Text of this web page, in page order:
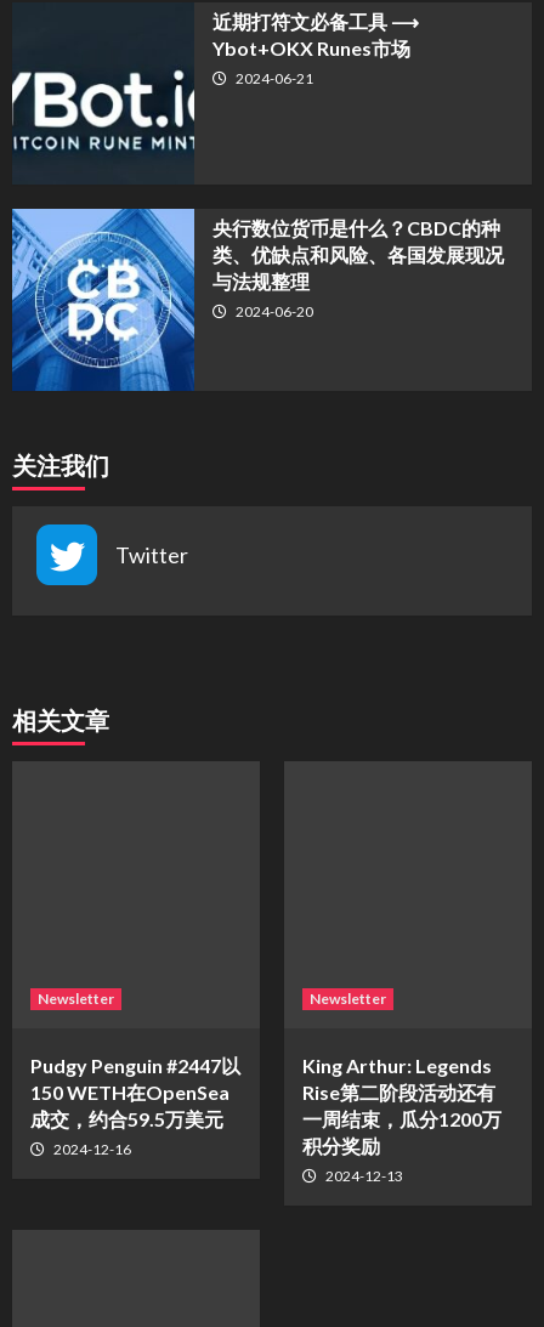
近期打符文必备工具 ⟶
Ybot+OKX Runes市场
2024-06-21
央行数位货币是什么？CBDC的种
类、优缺点和风险、各国发展现况
与法规整理
2024-06-20
关注我们
Twitter
相关文章
Newsletter
Pudgy Penguin #2447以
150 WETH在OpenSea
成交，约合59.5万美元
2024-12-16
Newsletter
King Arthur: Legends
Rise第二阶段活动还有
一周结束，瓜分1200万
积分奖励
2024-12-13